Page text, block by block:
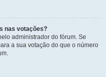
nas votações?
administrador do fórum. Se
a sua votação do que o número